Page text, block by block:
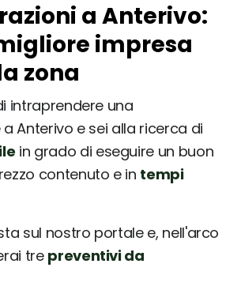
a Anterivo:
impresa
zona
intraprendere una
Anterivo e sei alla ricerca di
in grado di eseguire un buon
contenuto e in tempi
sul nostro portale e, nell'arco
tre preventivi da